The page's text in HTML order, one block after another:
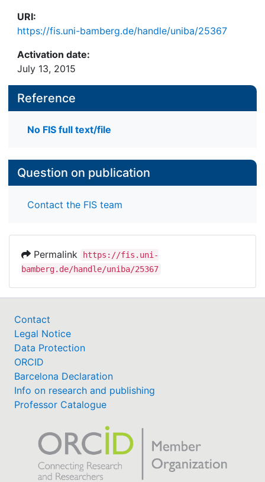
URI:
https://fis.uni-bamberg.de/handle/uniba/25367
Activation date:
July 13, 2015
Reference
No FIS full text/file
Question on publication
Contact the FIS team
Permalink
https://fis.uni-
bamberg.de/handle/uniba/25367
Contact
Legal Notice
Data Protection
ORCID
Barcelona Declaration
Info on research and publishing
Professor Catalogue